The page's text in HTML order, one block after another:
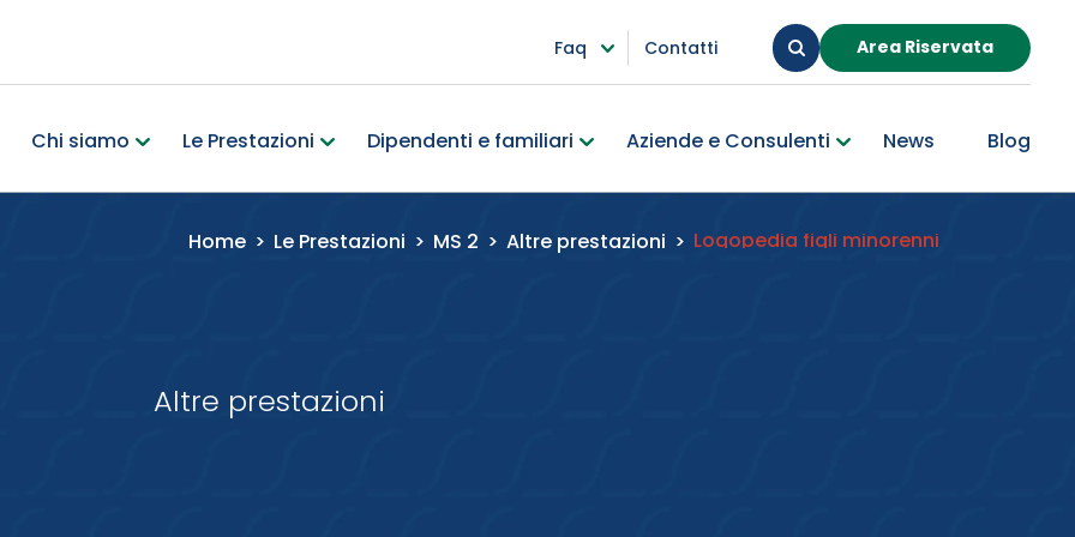
Faq Contatti Area Riservata
Chi siamo Le Prestazioni Dipendenti e familiari Aziende e Consulenti News Blog
Home > Le Prestazioni > MS 2 > Altre prestazioni > Logopedia figli minorenni
Altre prestazioni